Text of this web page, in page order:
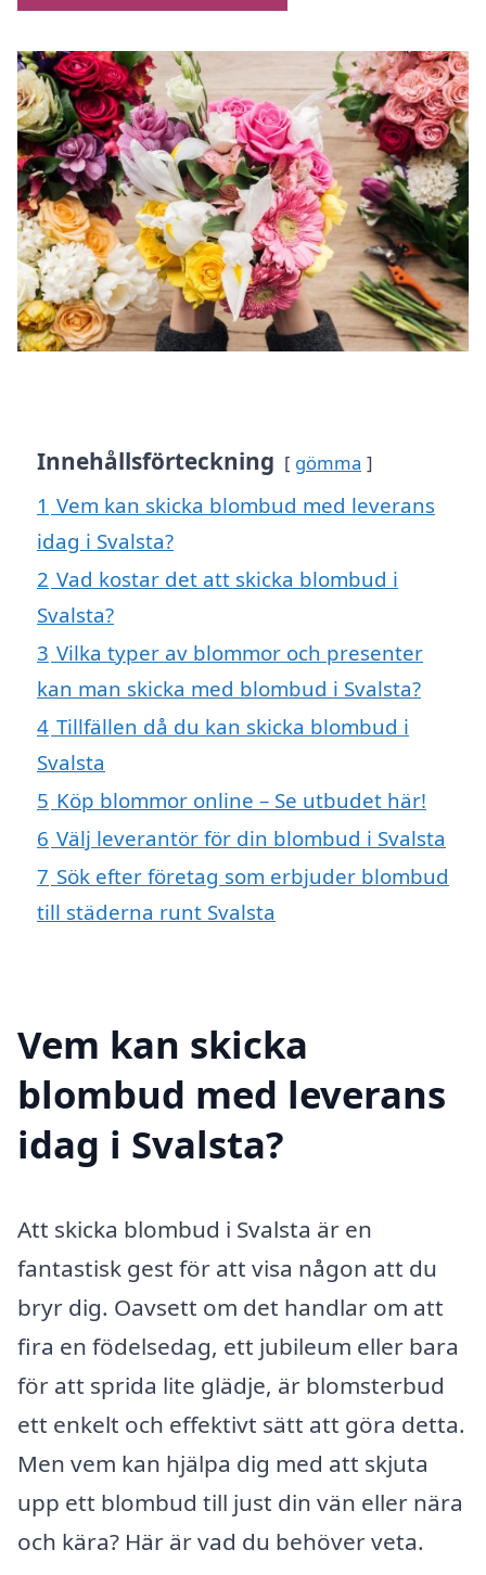
Innehållsförteckning gömma
1 Vem kan skicka blombud med leverans
idag i Svalsta?
2 Vad kostar det att skicka blombud i
Svalsta?
3 Vilka typer av blommor och presenter
kan man skicka med blombud i Svalsta?
4 Tillfällen då du kan skicka blombud i
Svalsta
5 Köp blommor online – Se utbudet här!
6 Välj leverantör för din blombud i Svalsta
7 Sök efter företag som erbjuder blombud
till städerna runt Svalsta
Vem kan skicka
blombud med leverans
idag i Svalsta?
Att skicka blombud i Svalsta är en
fantastisk gest för att visa någon att du
bryr dig. Oavsett om det handlar om att
fira en födelsedag, ett jubileum eller bara
för att sprida lite glädje, är blomsterbud
ett enkelt och effektivt sätt att göra detta.
Men vem kan hjälpa dig med att skjuta
upp ett blombud till just din vän eller nära
och kära? Här är vad du behöver veta.